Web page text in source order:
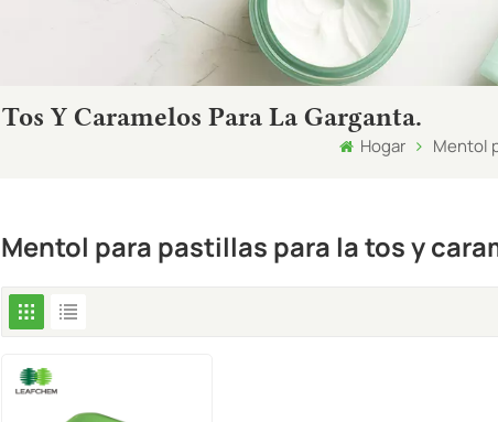
ar
Y Caramelos Para La Garganta.
Hogar Mentol
Mentol para pastillas para la tos y